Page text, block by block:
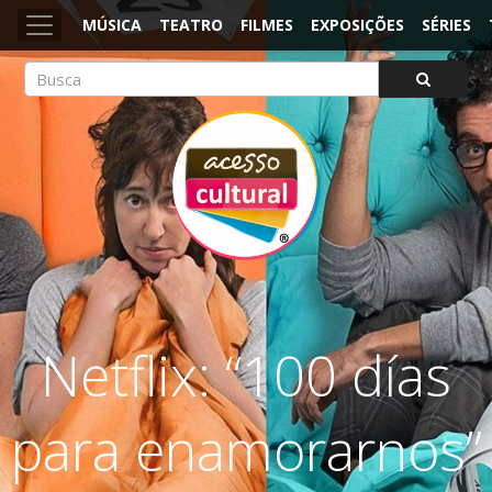
MÚSICA TEATRO FILMES EXPOSIÇÕES SÉRIES
ACESSO CULTURAL
Arte, Cultura Pop e Entretenimento
Netflix: “100 días
para enamorarnos”